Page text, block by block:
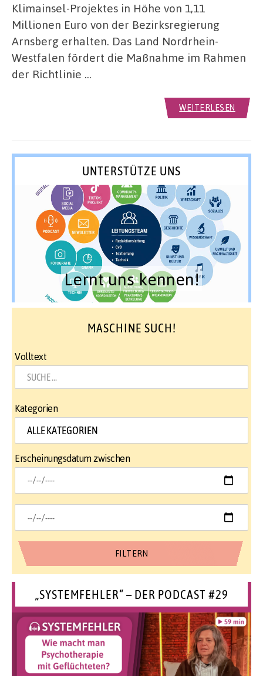
Klimainsel-Projektes in Höhe von 1,11
Millionen Euro von der Bezirksregierung
Arnsberg erhalten. Das Land Nordrhein-
Westfalen fördert die Maßnahme im Rahmen
der Richtlinie …
WEITERLESEN
UNTERSTÜTZE UNS
Lernt uns kennen!
MASCHINE SUCH!
Volltext
Kategorien
Erscheinungsdatum zwischen
„SYSTEMFEHLER“ – DER PODCAST #29